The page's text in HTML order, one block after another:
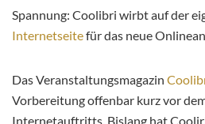
Spannung: Coolibri wirbt auf der
Internetseitefür das neue
Das Veranstaltungsmagazin
Vorbereitung offenbar kurz vor
Internetauftritts. Bislang hat